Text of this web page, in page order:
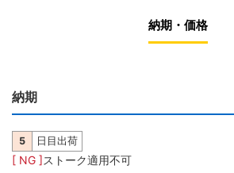
納期・価格
納期
5 日目出荷
[ NG ]ストーク適用不可